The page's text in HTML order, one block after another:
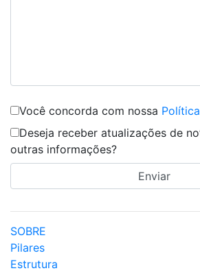
Você concorda com nossa
Deseja receber atualizações de
outras informações?
SOBRE
Pilares
Estrutura